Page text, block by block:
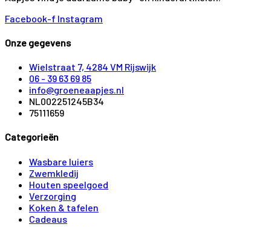
Facebook-f Instagram
Onze gegevens
Wielstraat 7, 4284 VM Rijswijk
06 - 39 63 69 85
info@groeneaapjes.nl
NL002251245B34
75111659
Categorieën
Wasbare luiers
Zwemkledij
Houten speelgoed
Verzorging
Koken & tafelen
Cadeaus